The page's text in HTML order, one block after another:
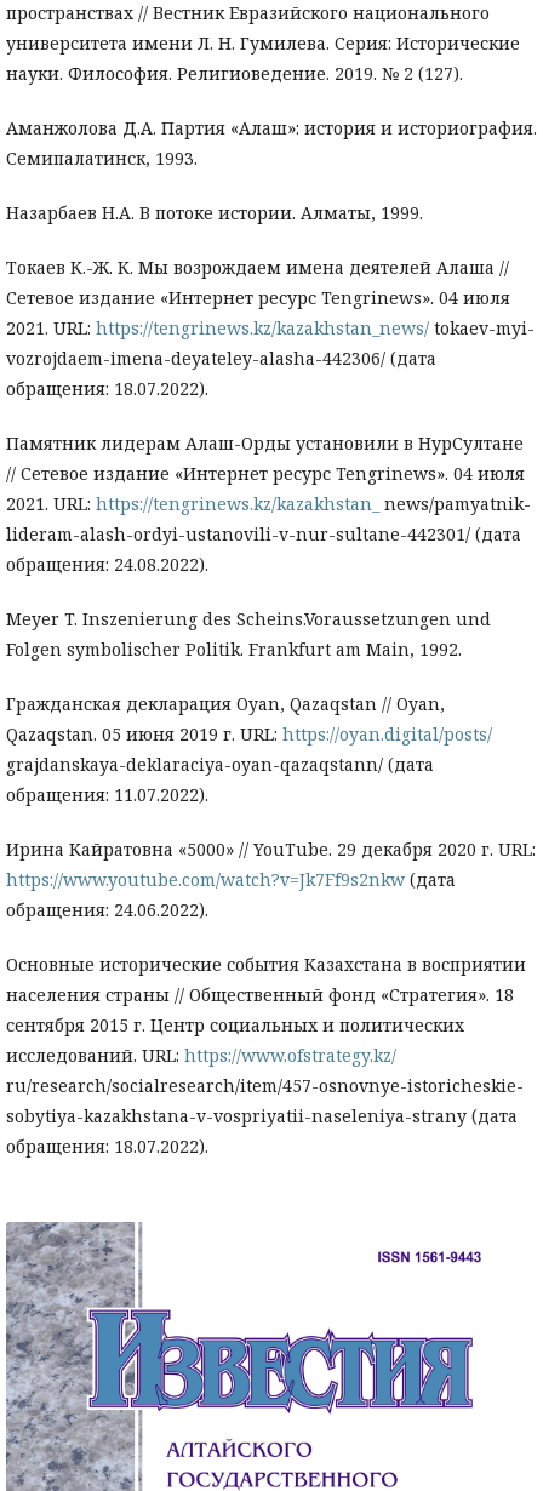
пространствах // Вестник Евразийского национального
университета имени Л. Н. Гумилева. Серия: Исторические
науки. Философия. Религиоведение. 2019. № 2 (127).
Аманжолова Д.А. Партия «Алаш»: история и историография.
Семипалатинск, 1993.
Назарбаев Н.А. В потоке истории. Алматы, 1999.
Токаев К.-Ж. К. Мы возрождаем имена деятелей Алаша //
Сетевое издание «Интернет ресурс Tengrinews». 04 июля
2021. URL: https://tengrinews.kz/kazakhstan_news/ tokaev-myi-
vozrojdaem-imena-deyateley-alasha-442306/ (дата
обращения: 18.07.2022).
Памятник лидерам Алаш-Орды установили в НурСултане
// Сетевое издание «Интернет ресурс Tengrinews». 04 июля
2021. URL: https://tengrinews.kz/kazakhstan_ news/pamyatnik-
lideram-alash-ordyi-ustanovili-v-nur-sultane-442301/ (дата
обращения: 24.08.2022).
Meyer T. Inszenierung des Scheins.Voraussetzungen und
Folgen symbolischer Politik. Frankfurt am Main, 1992.
Гражданская декларация Oyan, Qazaqstan // Oyan,
Qazaqstan. 05 июня 2019 г. URL: https://oyan.digital/posts/
grajdanskaya-deklaraciya-oyan-qazaqstann/ (дата
обращения: 11.07.2022).
Ирина Кайратовна «5000» // YouTube. 29 декабря 2020 г. URL:
https://www.youtube.com/watch?v=Jk7Ff9s2nkw (дата
обращения: 24.06.2022).
Основные исторические события Казахстана в восприятии
населения страны // Общественный фонд «Стратегия». 18
сентября 2015 г. Центр социальных и политических
исследований. URL: https://www.ofstrategy.kz/
ru/research/socialresearch/item/457-osnovnye-istoricheskie-
sobytiya-kazakhstana-v-vospriyatii-naseleniya-strany (дата
обращения: 18.07.2022).